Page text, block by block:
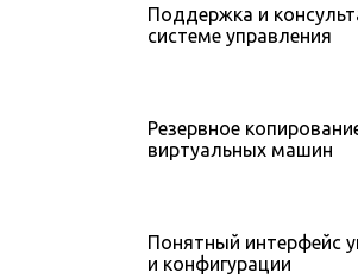
ежемесячноежемесячноежемесячно
Поддержка и
системе управления
Резервное
виртуальных машин
Понятный интерфейс
и конфигурации